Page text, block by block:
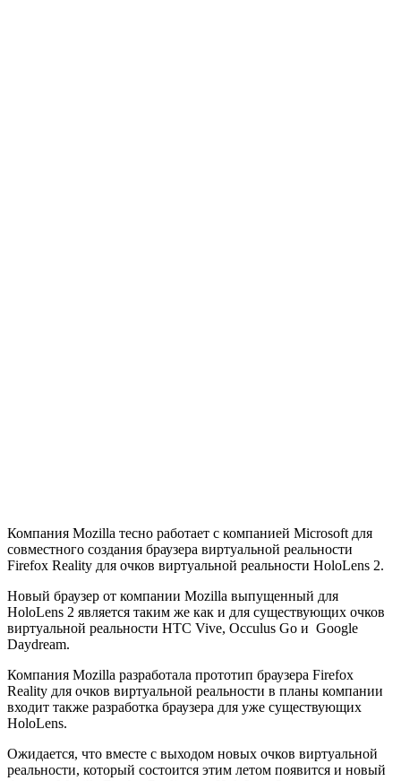
Компания Mozilla тесно работает с компанией Microsoft для
совместного создания браузера виртуальной реальности
Firefox Reality для очков виртуальной реальности HoloLens 2.
Новый браузер от компании Mozilla выпущенный для
HoloLens 2 является таким же как и для существующих очков
виртуальной реальности HTC Vive, Occulus Go и Google
Daydream.
Компания Mozilla разработала прототип браузера Firefox
Reality для очков виртуальной реальности в планы компании
входит также разработка браузера для уже существующих
HoloLens.
Ожидается, что вместе с выходом новых очков виртуальной
реальности, который состоится этим летом появится и новый